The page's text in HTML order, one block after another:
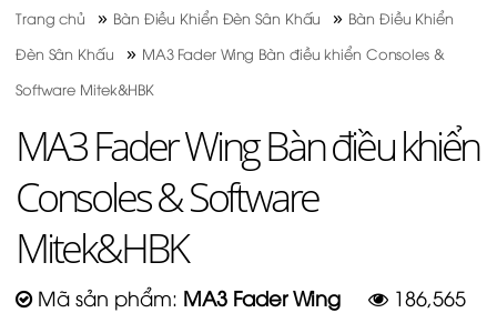
Trang chủ » Bàn Điều Khiển Đèn Sân Khấu » Bàn Điều Khiển
Đèn Sân Khấu
» MA3 Fader Wing Bàn điều khiển Consoles &
Software Mitek&HBK
MA3 Fader Wing Bàn điều khiển
Consoles & Software
Mitek&HBK
Mã sản phẩm: MA3 Fader Wing 186,565